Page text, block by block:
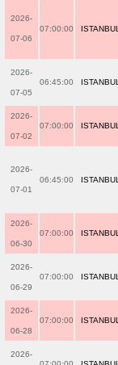
2026-
07-06
07:00:00 ISTANBUL
2026-
07-05
06:45:00 ISTANBUL
2026-
07-02
07:00:00 ISTANBUL
2026-
07-01
06:45:00 ISTANBUL
2026-
06-30
07:00:00 ISTANBUL
2026-
06-29
07:00:00 ISTANBUL
2026-
06-28
07:00:00 ISTANBUL
2026-